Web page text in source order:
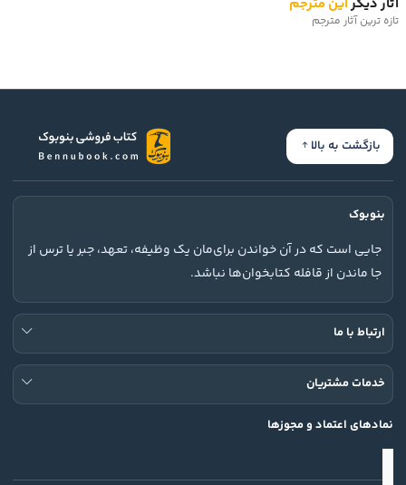
تازه ترین آثار مترجم
بازگشت به بالا
بنوبوک
جایی است که در آن خواندن برای‌مان یک وظیفه، تعهد، جبر یا ترس از
جا ماندن از قافله کتابخوان‌ها نباشد.
ارتباط با ما
خدمات مشتریان
نمادهای اعتماد و مجوزها